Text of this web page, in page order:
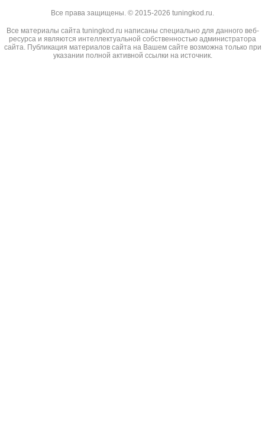
Все права защищены. © 2015-2026 tuningkod.ru.
Все материалы сайта tuningkod.ru написаны специально для данного веб-
ресурса и являются интеллектуальной собственностью администратора
сайта. Публикация материалов сайта на Вашем сайте возможна только при
указании полной активной ссылки на источник.